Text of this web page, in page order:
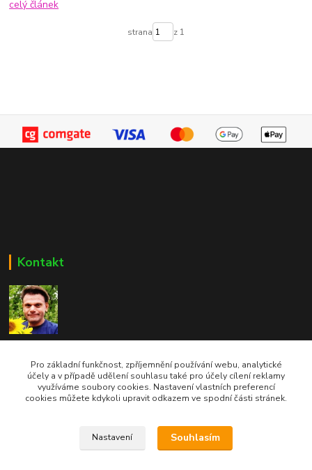
celý článek
strana z 1
Kontakt
604 729 587
dumzdravi@email.cz
Pro základní funkčnost, zpříjemnění používání webu, analytické
účely a v případě udělení souhlasu také pro účely cílení reklamy
využíváme soubory cookies. Nastavení vlastních preferencí
cookies můžete kdykoli upravit odkazem ve spodní části stránek.
Nastavení Souhlasím